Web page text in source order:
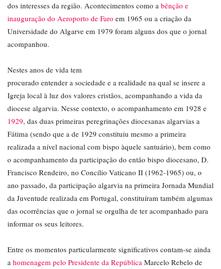
dos interesses da região. Acontecimentos como a bênção e
inauguração do Aeroporto de Faro em 1965 ou a criação da
Universidade do Algarve em 1979 foram alguns dos que o jornal
acompanhou.
Nestes anos de vida tem
procurado entender a sociedade e a realidade na qual se insere a
Igreja local à luz dos valores cristãos, acompanhando a vida da
diocese algarvia. Nesse contexto, o acompanhamento em 1928 e
1929, das duas primeiras peregrinações diocesanas algarvias a
Fátima (sendo que a de 1929 constituiu mesmo a primeira
realizada a nível nacional com bispo àquele santuário), bem como
o acompanhamento da participação do então bispo diocesano, D.
Francisco Rendeiro, no Concílio Vaticano II (1962-1965) ou, o
ano passado, da participação algarvia na primeira Jornada Mundial
da Juventude realizada em Portugal, constituíram também algumas
das ocorrências que o jornal se orgulha de ter acompanhado para
informar os seus leitores.
Entre os momentos particularmente significativos contam-se ainda
a homenagem pelo Presidente da República Marcelo Rebelo de